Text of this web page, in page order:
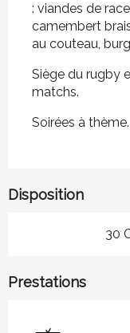
: viandes de
camembert
au couteau,
Siège du rugby
matchs.
Soirées à thème.
Disposition
30
Prestations